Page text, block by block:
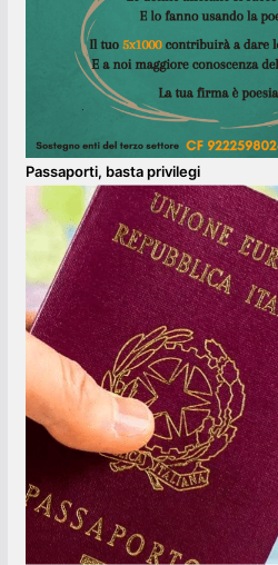
Passaporti, basta privilegi